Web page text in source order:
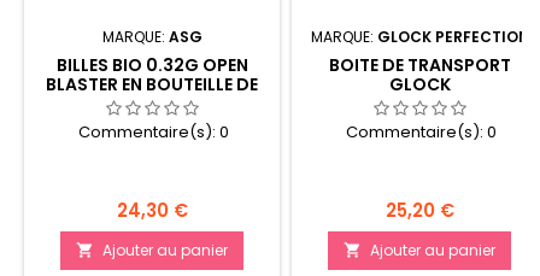
MARQUE: ASG
BILLES BIO 0.32G OPEN
BLASTER EN BOUTEILLE DE
3300
Commentaire(s): 0
Prix
24,30 €
 Ajouter au panier
MARQUE: GLOCK PERFECTION
BOITE DE TRANSPORT
GLOCK
Commentaire(s): 0
Prix
25,20 €
 Ajouter au panier